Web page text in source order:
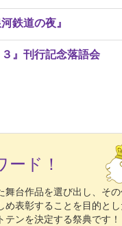
鉄道の夜』
』刊行記念落語会
ード！
舞台作品を選び出し、そ
め表彰することを目的と
ンを決定する祭典です！